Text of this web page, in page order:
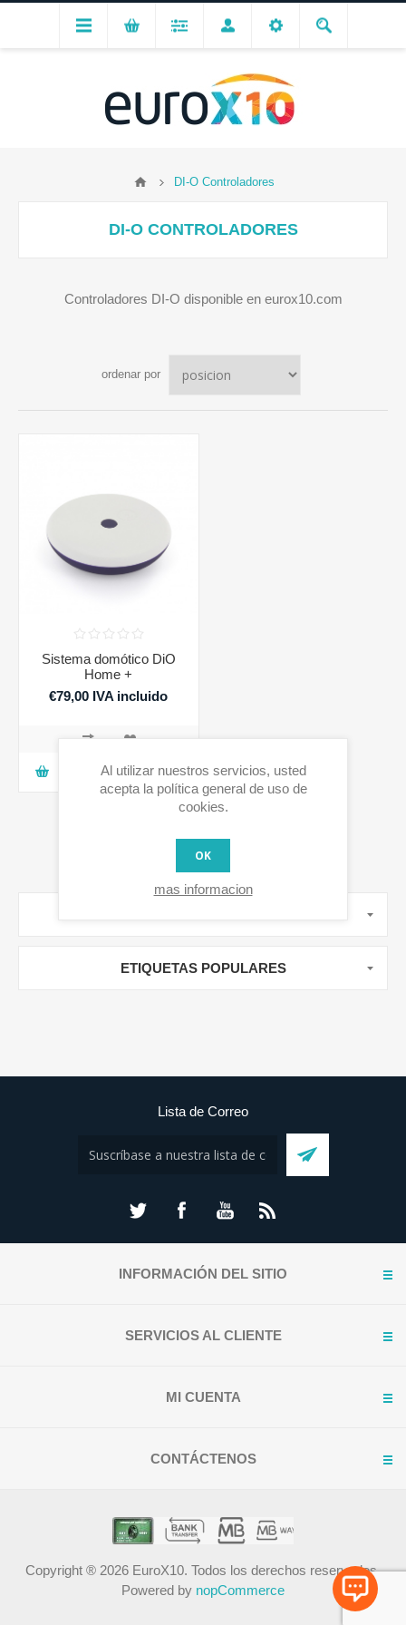
DI-O Controladores
DI-O CONTROLADORES
Controladores DI-O disponible en eurox10.com
ordenar por
Sistema domótico DiO
Home +
€79,00 IVA incluido
AGREGAR A LA CESTA
ETIQUETAS POPULARES
Lista de Correo
INFORMACIÓN DEL SITIO
SERVICIOS AL CLIENTE
MI CUENTA
CONTÁCTENOS
Copyright ® 2026 EuroX10. Todos los derechos reservados.
Powered by nopCommerce
Al utilizar nuestros servicios, usted
acepta la política general de uso de
cookies.
OK
mas informacion